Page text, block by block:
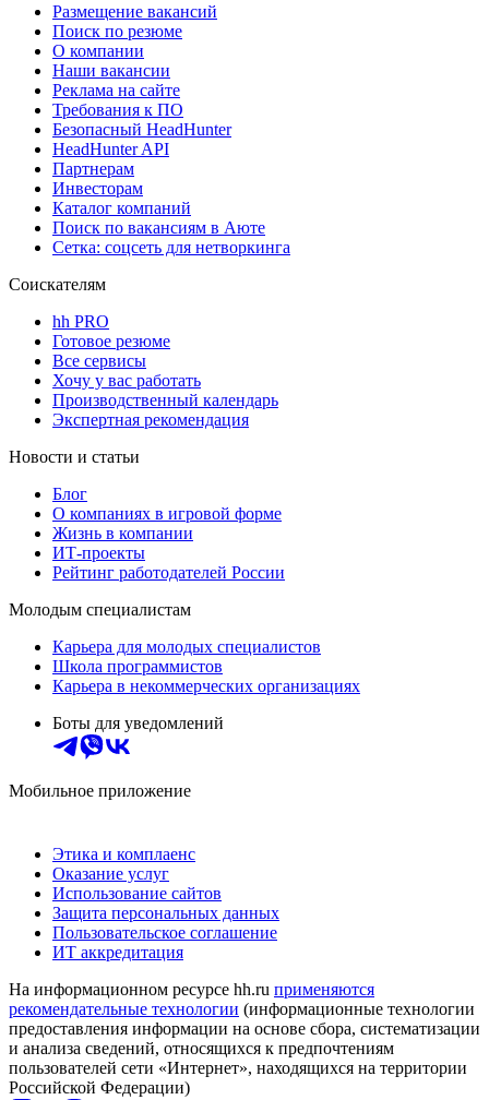
Размещение вакансий
Поиск по резюме
О компании
Наши вакансии
Реклама на сайте
Требования к ПО
Безопасный HeadHunter
HeadHunter API
Партнерам
Инвесторам
Каталог компаний
Поиск по вакансиям в Аюте
Сетка: соцсеть для нетворкинга
Соискателям
hh PRO
Готовое резюме
Все сервисы
Хочу у вас работать
Производственный календарь
Экспертная рекомендация
Новости и статьи
Блог
О компаниях в игровой форме
Жизнь в компании
ИТ-проекты
Рейтинг работодателей России
Молодым специалистам
Карьера для молодых специалистов
Школа программистов
Карьера в некоммерческих организациях
Боты для уведомлений
Мобильное приложение
Этика и комплаенс
Оказание услуг
Использование сайтов
Защита персональных данных
Пользовательское соглашение
ИТ аккредитация
На информационном ресурсе hh.ru применяются
рекомендательные технологии (информационные технологии
предоставления информации на основе сбора, систематизации
и анализа сведений, относящихся к предпочтениям
пользователей сети «Интернет», находящихся на территории
Российской Федерации)